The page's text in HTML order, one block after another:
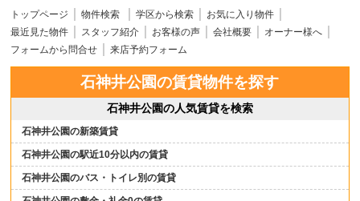
トップページ 物件検索 学区から検索
お気に入り物件
最近見た物件
スタッフ紹介 お客様の声 会社概要
オーナー様へ
フォームから問合せ
来店予約フォーム
石神井公園の賃貸物件を探す
石神井公園の人気賃貸を検索
石神井公園の新築賃貸
石神井公園の駅近10分以内の賃貸
石神井公園のバス・トイレ別の賃貸